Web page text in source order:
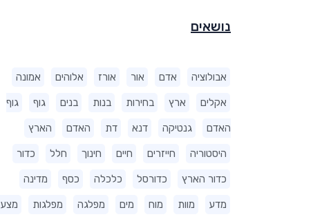
נושאים
אבולוציה אדם אור אורז אלוהים אמונה
אקלים ארץ בחירות בנות בנים גוף גוף
האדם גנטיקה דנא דת האדם הארץ
היסטוריה חייזרים חיים חינוך חלל כדור
כדור הארץ כדורסל כלכלה כסף מדינה
מדע מוות מוח מים מפלגה מפלגות מצע